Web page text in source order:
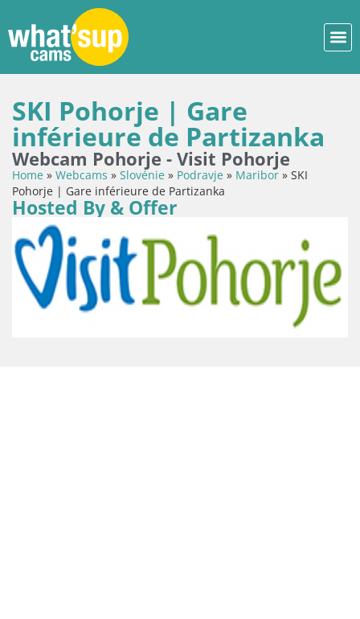
SKI Pohorje | Gare
inférieure de Partizanka
Webcam Pohorje - Visit Pohorje
Home » Webcams » Slovénie » Podravje » Maribor » SKI
Pohorje | Gare inférieure de Partizanka
Hosted By & Offer